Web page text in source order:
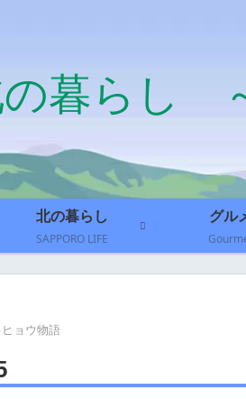
暮らし
北の暮らし
SAPPORO LIFE
グル
ョウ物語